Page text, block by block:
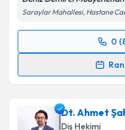
Saraylar Mahallesi, Hastane
0
Randevu Takvimi
takvimDt. Ahmet
Diş Hekimi